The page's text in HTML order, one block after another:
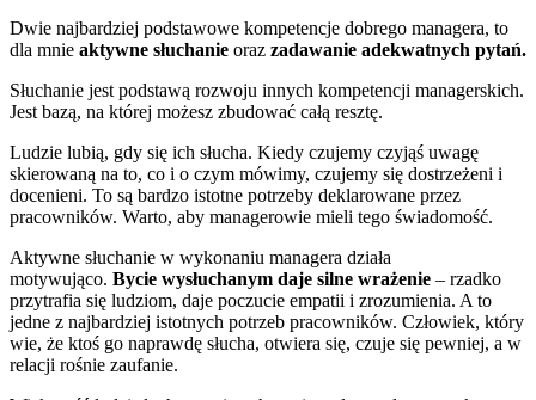
Dwie najbardziej podstawowe kompetencje dobrego managera, to
dla mnie aktywne słuchanie oraz zadawanie adekwatnych pytań.
Słuchanie jest podstawą rozwoju innych kompetencji managerskich.
Jest bazą, na której możesz zbudować całą resztę.
Ludzie lubią, gdy się ich słucha. Kiedy czujemy czyjąś uwagę
skierowaną na to, co i o czym mówimy, czujemy się dostrzeżeni i
docenieni. To są bardzo istotne potrzeby deklarowane przez
pracowników. Warto, aby managerowie mieli tego świadomość.
Aktywne słuchanie w wykonaniu managera działa
motywująco. Bycie wysłuchanym daje silne wrażenie – rzadko
przytrafia się ludziom, daje poczucie empatii i zrozumienia. A to
jedne z najbardziej istotnych potrzeb pracowników. Człowiek, który
wie, że ktoś go naprawdę słucha, otwiera się, czuje się pewniej, a w
relacji rośnie zaufanie.